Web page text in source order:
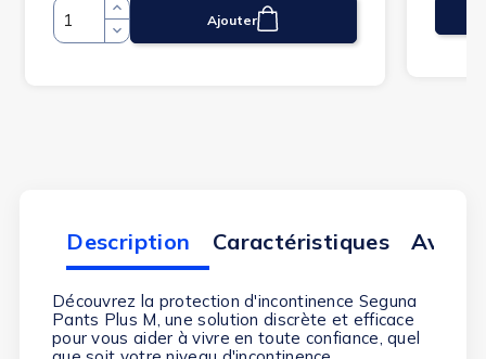
Quantité Ajouter
Description Caractéristiques Avis
Découvrez la protection d'incontinence Seguna
Pants Plus M, une solution discrète et efficace
pour vous aider à vivre en toute confiance, quel